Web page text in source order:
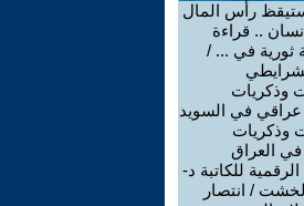
رأس المال
.. قراءة
ثورية في ... /
وذكريات
في السويد
وذكريات
العراق
الرقمية للكاتبة د-
/ انتصار